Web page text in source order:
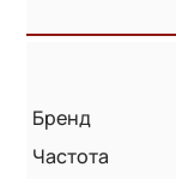
Бренд
Частота